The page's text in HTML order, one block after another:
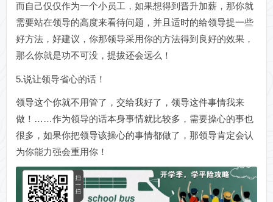
而自己仅仅作为一个小员工，如果想得到晋升加薪，那你就
需要站在领导的高度来看待问题，并且适时的给领导提一些
好方法，好建议，你那领导采用你的方法得到良好的效果，
那么你就是功不可没，提拔还会远么！
5.说让领导省心的话！
领导这个你就不用管了，交给我好了，领导这件事情我来
做！……作为领导的话本身事情就比较多，需要操心的事也
很多，如果你把领导该操心的事情都做了，那领导肯定会认
为你能力强会重用你！